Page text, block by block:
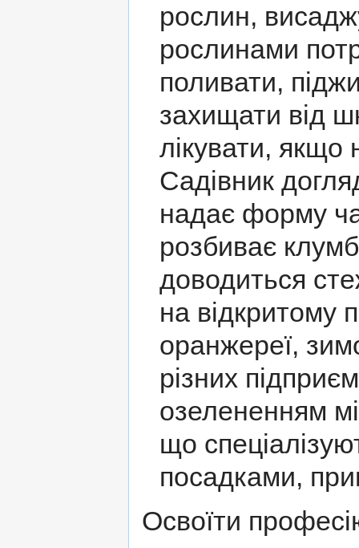
рослин,
рослинами
поливати,
захищати від
лікувати, якщо
Садівник
надає форму
розбиває
доводиться
на відкритому
оранжереї,
різних
озелененням
що
посадками,
Освоїти